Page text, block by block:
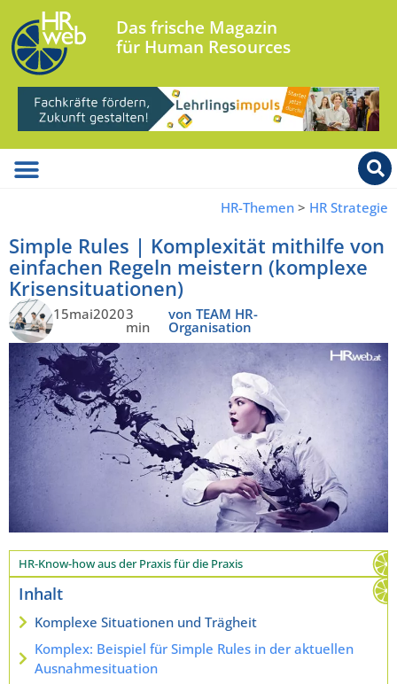
Das frische Magazin
für Human Resources
HR-Themen > HR Strategie
Simple Rules | Komplexität mithilfe von
einfachen Regeln meistern (komplexe
Krisensituationen)
15mai20203
min
von TEAM HR-
Organisation
HR-Know-how aus der Praxis für die Praxis
Inhalt
Komplexe Situationen und Trägheit
Komplex: Beispiel für Simple Rules in der aktuellen
Ausnahmesituation